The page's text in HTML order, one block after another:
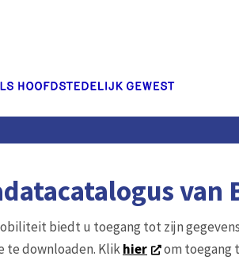
van
biedt u toegang tot zijn
te downloaden. Klikhier om toegang